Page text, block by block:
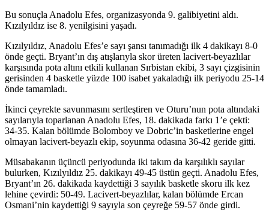
Bu sonuçla Anadolu Efes, organizasyonda 9. galibiyetini aldı.
Kızılyıldız ise 8. yenilgisini yaşadı.
Kızılyıldız, Anadolu Efes’e sayı şansı tanımadığı ilk 4 dakikayı 8-0
önde geçti. Bryant’ın dış atışlarıyla skor üreten lacivert-beyazlılar
karşısında pota altını etkili kullanan Sırbistan ekibi, 3 sayı çizgisinin
gerisinden 4 basketle yüzde 100 isabet yakaladığı ilk periyodu 25-14
önde tamamladı.
İkinci çeyrekte savunmasını sertleştiren ve Oturu’nun pota altındaki
sayılarıyla toparlanan Anadolu Efes, 18. dakikada farkı 1’e çekti:
34-35. Kalan bölümde Bolomboy ve Dobric’in basketlerine engel
olmayan lacivert-beyazlı ekip, soyunma odasına 36-42 geride gitti.
Müsabakanın üçüncü periyodunda iki takım da karşılıklı sayılar
bulurken, Kızılyıldız 25. dakikayı 49-45 üstün geçti. Anadolu Efes,
Bryant’ın 26. dakikada kaydettiği 3 sayılık basketle skoru ilk kez
lehine çevirdi: 50-49. Lacivert-beyazlılar, kalan bölümde Ercan
Osmani’nin kaydettiği 9 sayıyla son çeyreğe 59-57 önde girdi.